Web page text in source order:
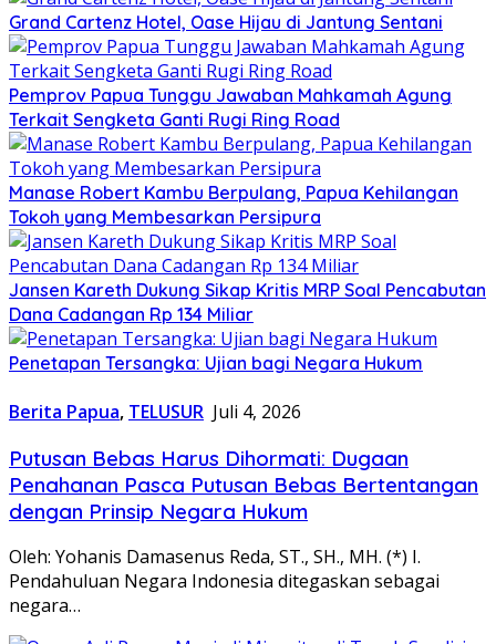
Grand Cartenz Hotel, Oase Hijau di Jantung Sentani
Pemprov Papua Tunggu Jawaban Mahkamah Agung
Terkait Sengketa Ganti Rugi Ring Road
Manase Robert Kambu Berpulang, Papua Kehilangan
Tokoh yang Membesarkan Persipura
Jansen Kareth Dukung Sikap Kritis MRP Soal Pencabutan
Dana Cadangan Rp 134 Miliar
Penetapan Tersangka: Ujian bagi Negara Hukum
Berita Papua, TELUSUR Juli 4, 2026
Putusan Bebas Harus Dihormati: Dugaan
Penahanan Pasca Putusan Bebas Bertentangan
dengan Prinsip Negara Hukum
Oleh: Yohanis Damasenus Reda, ST., SH., MH. (*) I.
Pendahuluan Negara Indonesia ditegaskan sebagai
negara…